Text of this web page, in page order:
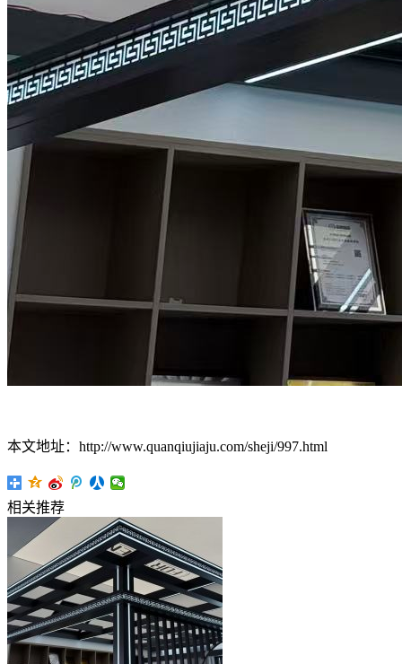
本文地址：http://www.quanqiujiaju.com/sheji/997.html
相关推荐